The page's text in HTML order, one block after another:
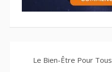
Le Bien-Être Pour Tous